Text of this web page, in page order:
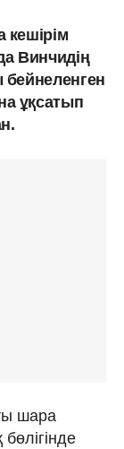
кешірім
Винчидің
ұқсатып
шара